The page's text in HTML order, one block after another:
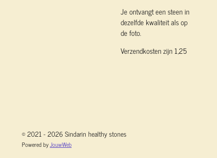
Je ontvangt een steen in
dezelfde kwaliteit als op
de foto.
Verzendkosten zijn 1,25
© 2021 - 2026 Sindarin healthy stones
Powered byJouwWeb